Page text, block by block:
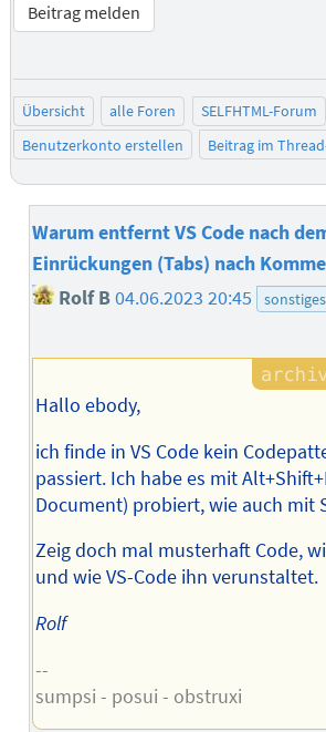
Beitrag melden
Übersicht alle Foren SELFHTML-Forum
Benutzerkonto erstellen
Beitrag im
Warum entfernt VS Code nach
Einrückungen (Tabs) nach
Rolf B04.06.2023 20:45 sonstiges
Hallo ebody,
ich finde in VS Code kein
passiert. Ich habe es mit
Document) probiert, wie auch mit
Zeig doch mal musterhaft Code,
und wie VS-Code ihn verunstaltet.
Rolf
--
sumpsi - posui - obstruxi